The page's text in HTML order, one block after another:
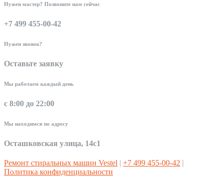
Нужен мастер? Позвоните нам сейчас
+7 499 455-00-42
Нужен звонок?
Оставьте заявку
Мы работаем каждый день
с 8:00 до 22:00
Мы находимся по адресу
Осташковская улица, 14с1
Ремонт стиральных машин Vestel | +7 499 455-00-42 |
Политика конфиденциальности